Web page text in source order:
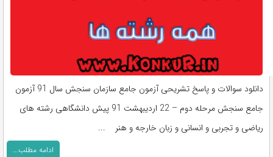
دانلود سوالات و پاسخ تشریحی آزمون جامع سازمان سنجش سال 91 آزمون
جامع سنجش مرحله دوم – 22 اردیبهشت 91 پیش دانشگاهی رشته های
ریاضی و تجربی و انسانی و زبان خارجه و هنر ...
ادامه مطلب...